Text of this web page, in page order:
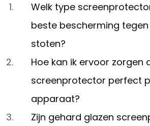
Welk type
beste bescherming
stoten?
Hoe kan ik ervoor zorgen
screenprotector perfect
apparaat?
Zijn gehard glazen